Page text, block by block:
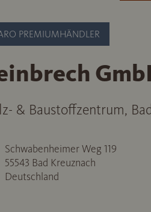
PREMIUMHÄNDLER
& Baustoffzentrum,
Schwabenheimer Weg 119
55543 Bad Kreuznach
Deutschland